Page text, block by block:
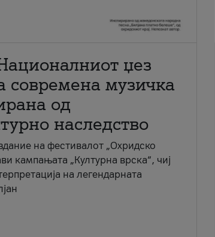
џез
современа музичка
од
наследство
на фестивалот „Охридско
кампањата „Културна врска“, чиј
на легендарната